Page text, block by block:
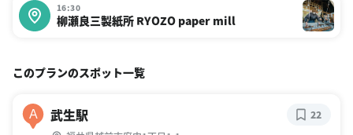
16:30
柳瀬良三製紙所 RYOZO paper mill
このプランのスポット一覧
A 武生駅 22